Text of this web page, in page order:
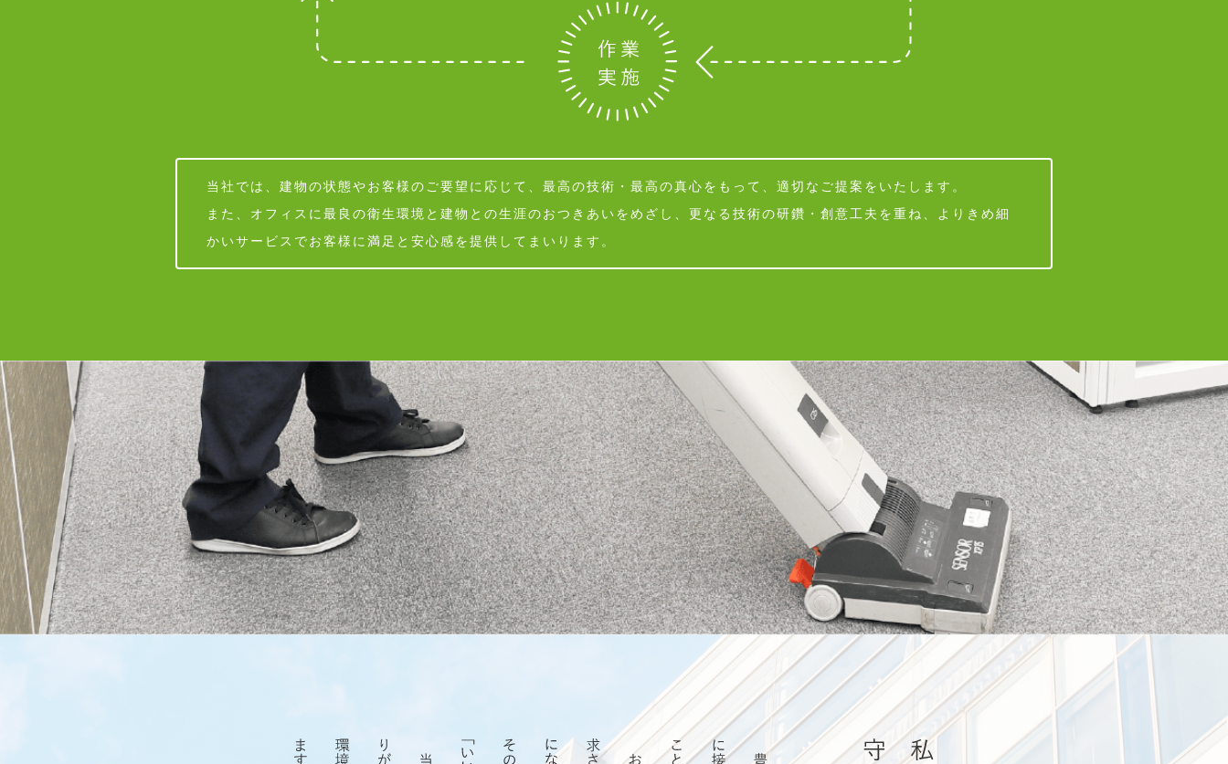
当社では、建物の状態やお客様のご要望に応じて、最高の技術・最高の真心をもって、適切なご提案をいたします。
また、オフィスに最良の衛生環境と建物との生涯のおつきあいをめざし、更なる技術の研鑽・創意工夫を重ね、よりきめ細
かいサービスでお客様に満足と安心感を提供してまいります。